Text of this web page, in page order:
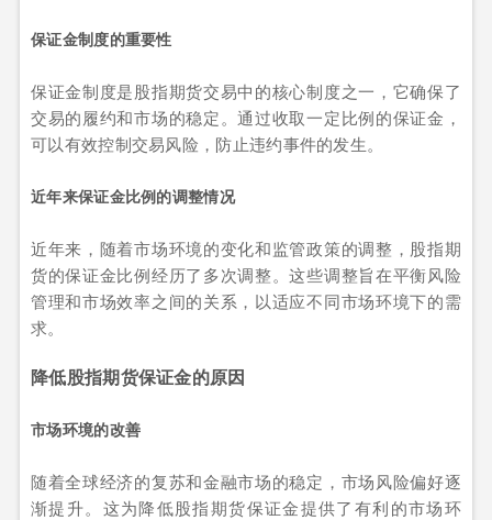
保证金制度的重要性
保证金制度是股指期货交易中的核心制度之一，它确保了
交易的履约和市场的稳定。通过收取一定比例的保证金，
可以有效控制交易风险，防止违约事件的发生。
近年来保证金比例的调整情况
近年来，随着市场环境的变化和监管政策的调整，股指期
货的保证金比例经历了多次调整。这些调整旨在平衡风险
管理和市场效率之间的关系，以适应不同市场环境下的需
求。
降低股指期货保证金的原因
市场环境的改善
随着全球经济的复苏和金融市场的稳定，市场风险偏好逐
渐提升。这为降低股指期货保证金提供了有利的市场环